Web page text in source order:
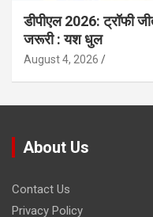
डीपीएल 2026: ट्रॉफी
जरूरी : यश धुल
August 4, 2026
About Us
Contact Us
Privacy Policy